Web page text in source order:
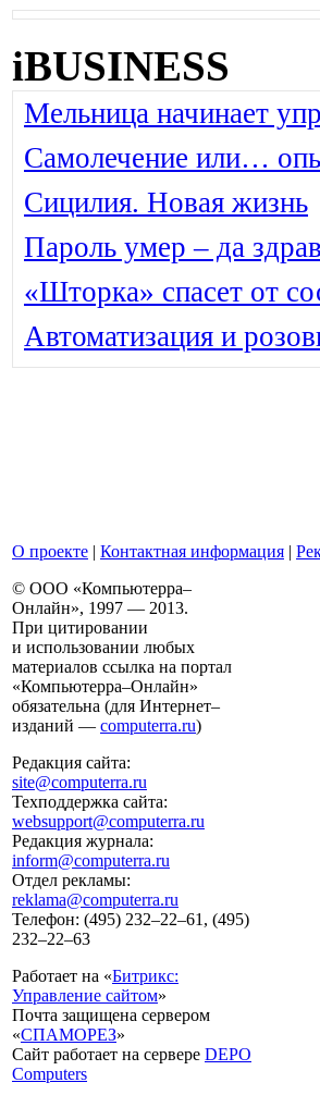
iBUSINESS
Мельница начинает
Самолечение или…
Сицилия. Новая жизнь
Пароль умер – да
«Шторка» спасет от
Автоматизация и
О проекте | Контактная информация |
© ООО «Компьютерра–
Онлайн», 1997 — 2013.
При цитировании
и использовании любых
материалов ссылка на портал
«Компьютерра–Онлайн»
обязательна (для Интернет–
изданий — computerra.ru)
Редакция сайта:
site@computerra.ru
Техподдержка сайта:
websupport@computerra.ru
Редакция журнала:
inform@computerra.ru
Отдел рекламы:
reklama@computerra.ru
Телефон: (495) 232–22–61, (495)
232–22–63
Работает на «Битрикс:
Управление сайтом»
Почта защищена сервером
«СПАМОРЕЗ»
Сайт работает на сервере DEPO
Computers